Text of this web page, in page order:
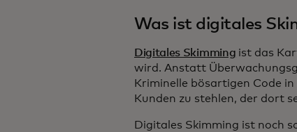
Was ist digitales
Digitales Skimming ist das
wird. Anstatt
Kriminelle bösartigen Code
Kunden zu stehlen, der dort
Digitales Skimming ist noch